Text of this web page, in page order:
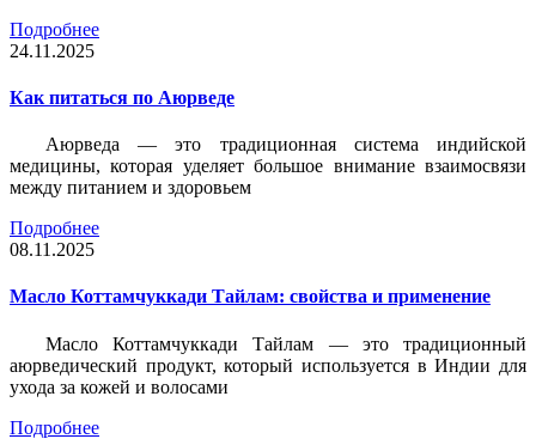
Подробнее
24.11.2025
Как питаться по Аюрведе
Аюрведа — это традиционная система индийской
медицины, которая уделяет большое внимание взаимосвязи
между питанием и здоровьем
Подробнее
08.11.2025
Масло Коттамчуккади Тайлам: свойства и применение
Масло Коттамчуккади Тайлам — это традиционный
аюрведический продукт, который используется в Индии для
ухода за кожей и волосами
Подробнее